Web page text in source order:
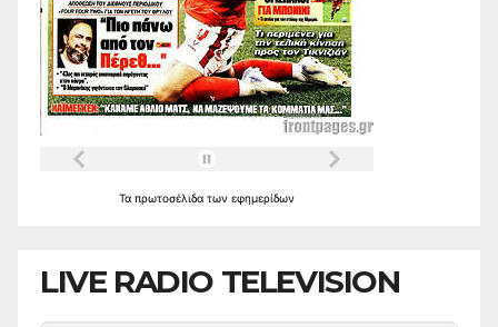
Τα πρωτοσέλιδα των εφημερίδων
LIVE RADIO TELEVISION